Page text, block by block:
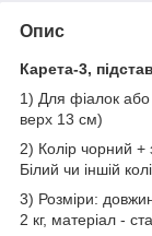
Опис
Карета-3,
1) Для фіалок або
верх 13 см)
2) Колір чорний +
Білий чи іншій
3) Розміри:
2 кг, матеріал -